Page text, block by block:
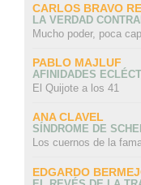
CARLOS BRAVO
LA VERDAD
Mucho poder, poca
PABLO MAJLUF
AFINIDADES
El Quijote a los 41
ANA CLAVEL
SÍNDROME DE
Los cuernos de la
EDGARDO